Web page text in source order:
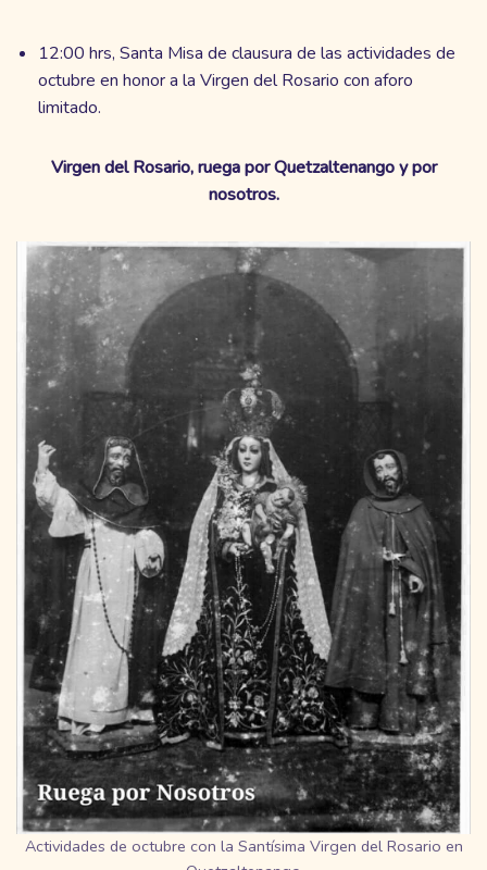
12:00 hrs, Santa Misa de clausura de las actividades de
octubre en honor a la Virgen del Rosario con aforo
limitado.
Virgen del Rosario, ruega por Quetzaltenango y por
nosotros.
Actividades de octubre con la Santísima Virgen del Rosario en